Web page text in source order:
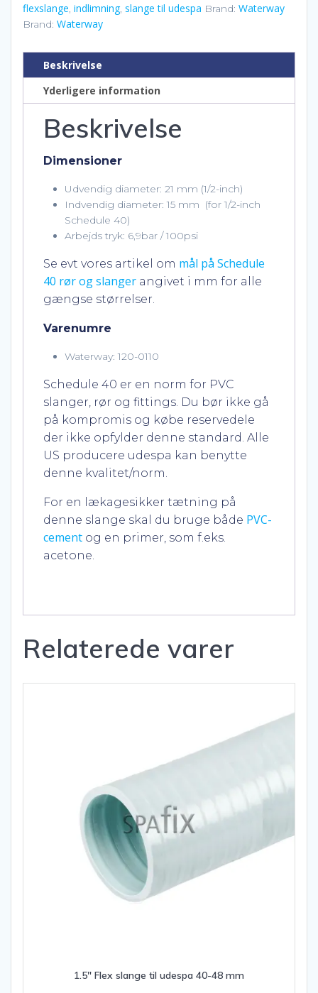
15-
21
antal
flexslange, indlimning, slange til udespa Brand: Waterway
Brand: Waterway
Beskrivelse
Yderligere information
Beskrivelse
Dimensioner
Udvendig diameter: 21 mm (1/2-inch)
Indvendig diameter: 15 mm (for 1/2-inch
Schedule 40)
Arbejds tryk: 6,9bar / 100psi
Se evt vores artikel om mål på Schedule
40 rør og slanger angivet i mm for alle
gængse størrelser.
Varenumre
Waterway: 120-0110
Schedule 40 er en norm for PVC
slanger, rør og fittings. Du bør ikke gå
på kompromis og købe reservedele
der ikke opfylder denne standard. Alle
US producere udespa kan benytte
denne kvalitet/norm.
For en lækagesikker tætning på
denne slange skal du bruge både PVC-
cement og en primer, som f.eks.
acetone.
Relaterede varer
1.5″ Flex slange til udespa 40-48 mm